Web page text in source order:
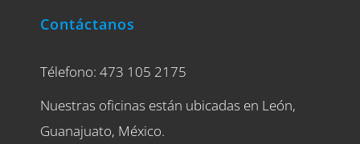
Contáctanos
Télefono: 473 105 2175
Nuestras oficinas están ubicadas en León,
Guanajuato, México.